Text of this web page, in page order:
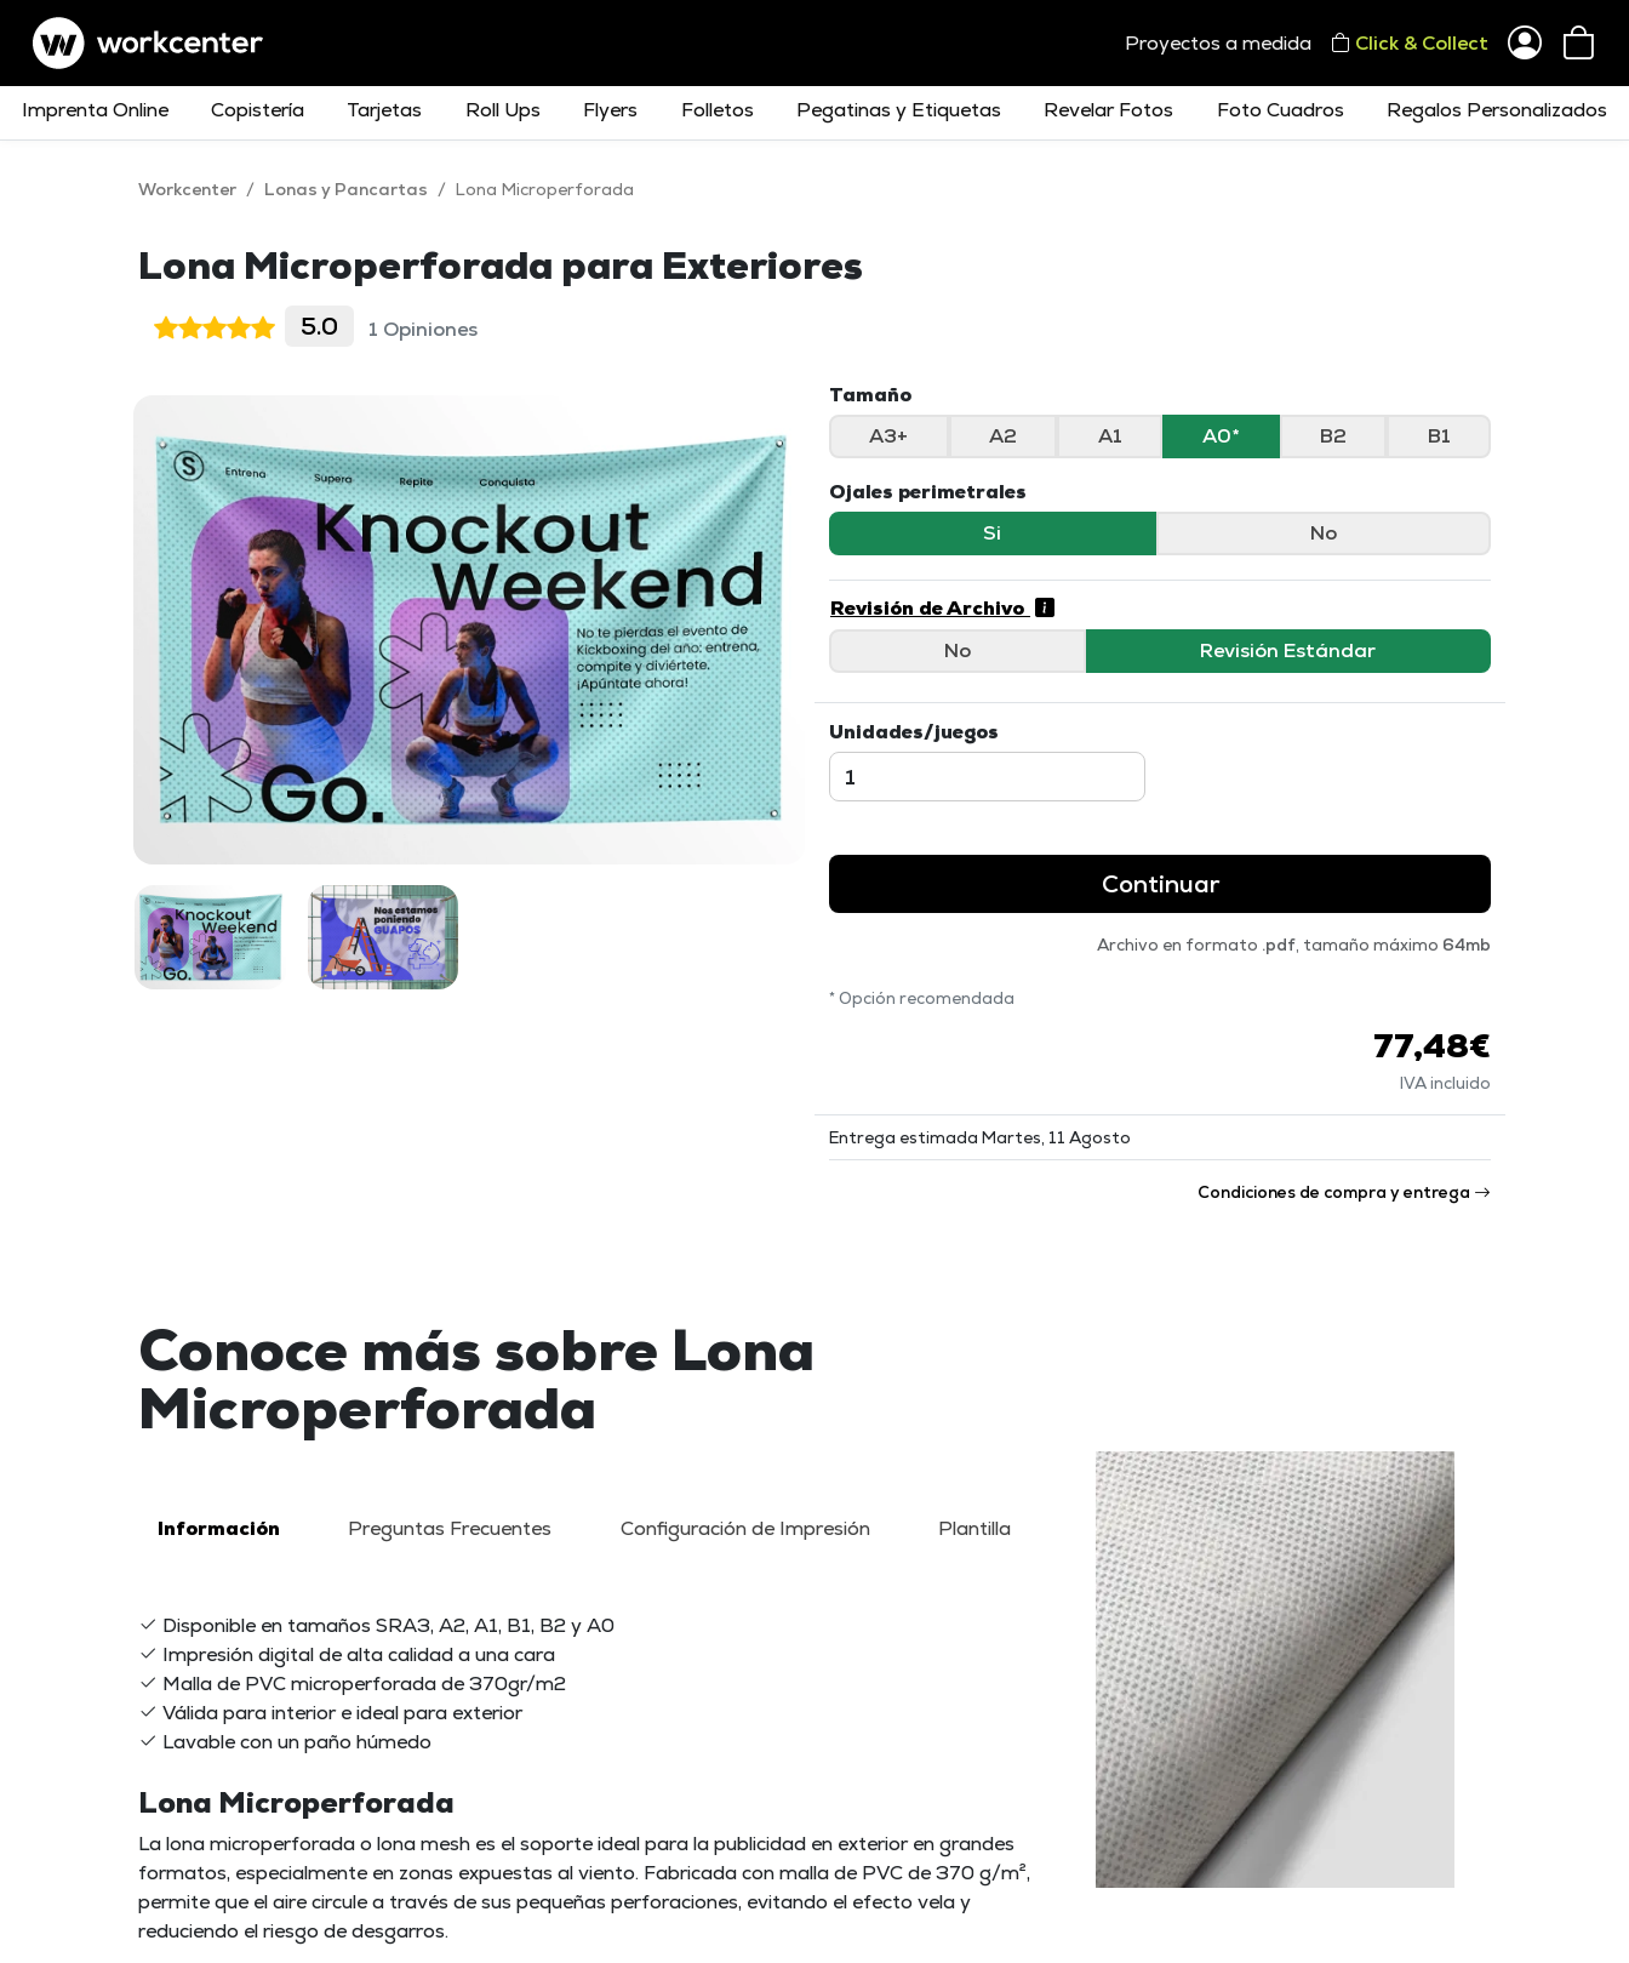
Proyectos a medida Click & Collect
Imprenta Online Copistería Tarjetas Roll Ups Flyers Folletos Pegatinas y Etiquetas Revelar Fotos Foto Cuadros Regalos Personalizados
Workcenter / Lonas y Pancartas / Lona Microperforada
Lona Microperforada para Exteriores
5.0 1 Opiniones
Tamaño
A3+
A2 A1 A0 B2 B1
Ojales perimetrales
Si
No
Revisión de Archivo
No
Revisión Estándar
Unidades/juegos
Continuar
Archivo en formato .pdf, tamaño máximo 64mb
* Opción recomendada
77,48€
IVA incluido
Entrega estimada Martes, 11 Agosto
Condiciones de compra y entrega
Conoce más sobre Lona
Microperforada
Información Preguntas Frecuentes Configuración de Impresión Plantilla
Disponible en tamaños SRA3, A2, A1, B1, B2 y A0
Impresión digital de alta calidad a una cara
Malla de PVC microperforada de 370gr/m2
Válida para interior e ideal para exterior
Lavable con un paño húmedo
Lona Microperforada
La lona microperforada o lona mesh es el soporte ideal para la publicidad en exterior en grandes
formatos, especialmente en zonas expuestas al viento. Fabricada con malla de PVC de 370 g/m²,
permite que el aire circule a través de sus pequeñas perforaciones, evitando el efecto vela y
reduciendo el riesgo de desgarros.